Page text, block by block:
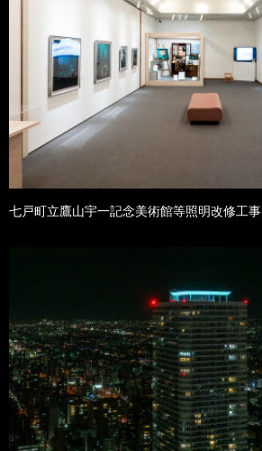
七戸町立鷹山宇一記念美術館等照明改修工事